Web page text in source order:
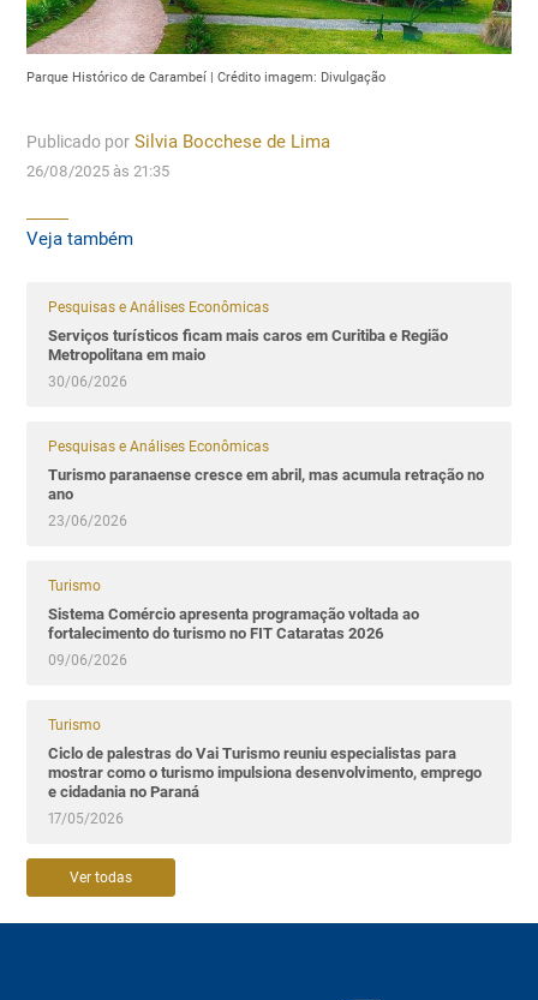
Parque Histórico de Carambeí | Crédito imagem: Divulgação
Publicado por Silvia Bocchese de Lima
26/08/2025 às 21:35
Veja também
Pesquisas e Análises Econômicas
Serviços turísticos ficam mais caros em Curitiba e Região
Metropolitana em maio
30/06/2026
Pesquisas e Análises Econômicas
Turismo paranaense cresce em abril, mas acumula retração no
ano
23/06/2026
Turismo
Sistema Comércio apresenta programação voltada ao
fortalecimento do turismo no FIT Cataratas 2026
09/06/2026
Turismo
Ciclo de palestras do Vai Turismo reuniu especialistas para
mostrar como o turismo impulsiona desenvolvimento, emprego
e cidadania no Paraná
17/05/2026
Ver todas